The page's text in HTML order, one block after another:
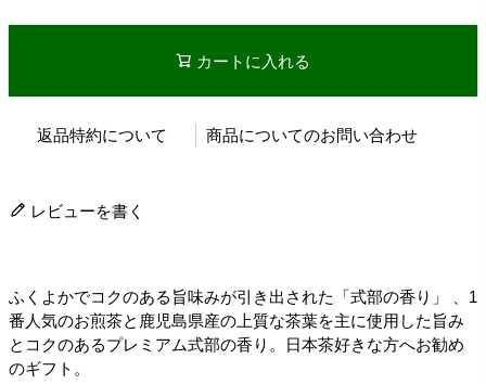
カートに入れる
返品特約について 商品についてのお問い合わせ
レビューを書く
ふくよかでコクのある旨味みが引き出された「式部の香り」 、1
番人気のお煎茶と鹿児島県産の上質な茶葉を主に使用した旨み
とコクのあるプレミアム式部の香り。日本茶好きな方へお勧め
のギフト。